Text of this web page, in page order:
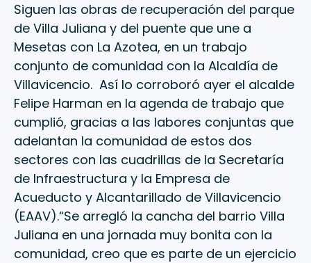
Siguen las obras de recuperación del parque
de Villa Juliana y del puente que une a
Mesetas con La Azotea, en un trabajo
conjunto de comunidad con la Alcaldía de
Villavicencio. Así lo corroboró ayer el alcalde
Felipe Harman en la agenda de trabajo que
cumplió, gracias a las labores conjuntas que
adelantan la comunidad de estos dos
sectores con las cuadrillas de la Secretaría
de Infraestructura y la Empresa de
Acueducto y Alcantarillado de Villavicencio
(EAAV).“Se arregló la cancha del barrio Villa
Juliana en una jornada muy bonita con la
comunidad, creo que es parte de un ejercicio